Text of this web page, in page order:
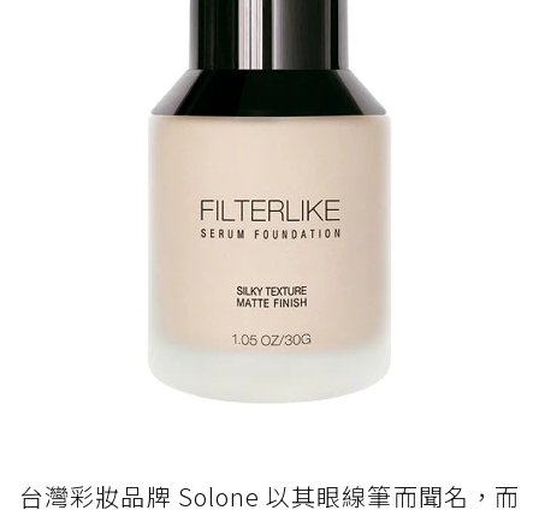
台灣彩妝品牌 Solone 以其眼線筆而聞名，而